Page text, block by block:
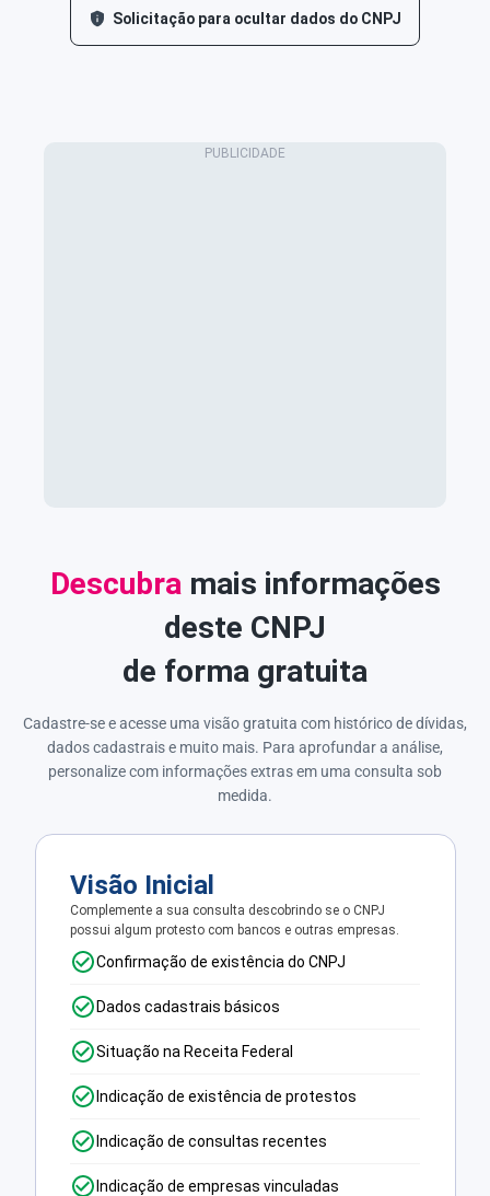
Solicitação para ocultar dados do CNPJ
Descubramais informações
deste CNPJ
de forma gratuita
Cadastre-se e acesse uma visão gratuita com histórico de dívidas,
dados cadastrais e muito mais. Para aprofundar a análise,
personalize com informações extras em uma consulta sob
medida.
Visão Inicial
Complemente a sua consulta descobrindo se o CNPJ
possui algum protesto com bancos e outras empresas.
Confirmação de existência do CNPJ
Dados cadastrais básicos
Situação na Receita Federal
Indicação de existência de protestos
Indicação de consultas recentes
Indicação de empresas vinculadas